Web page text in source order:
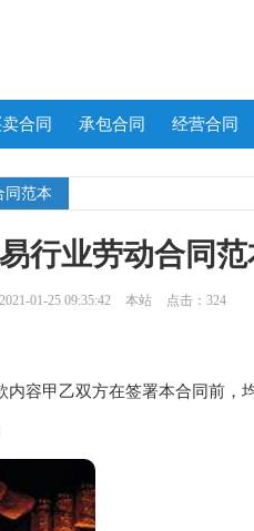
合同 承包合同 经营合同
同范本
行业劳动合同范
01-25 09:35:42 本站 点击：324
容甲乙双方在签署本合同前，